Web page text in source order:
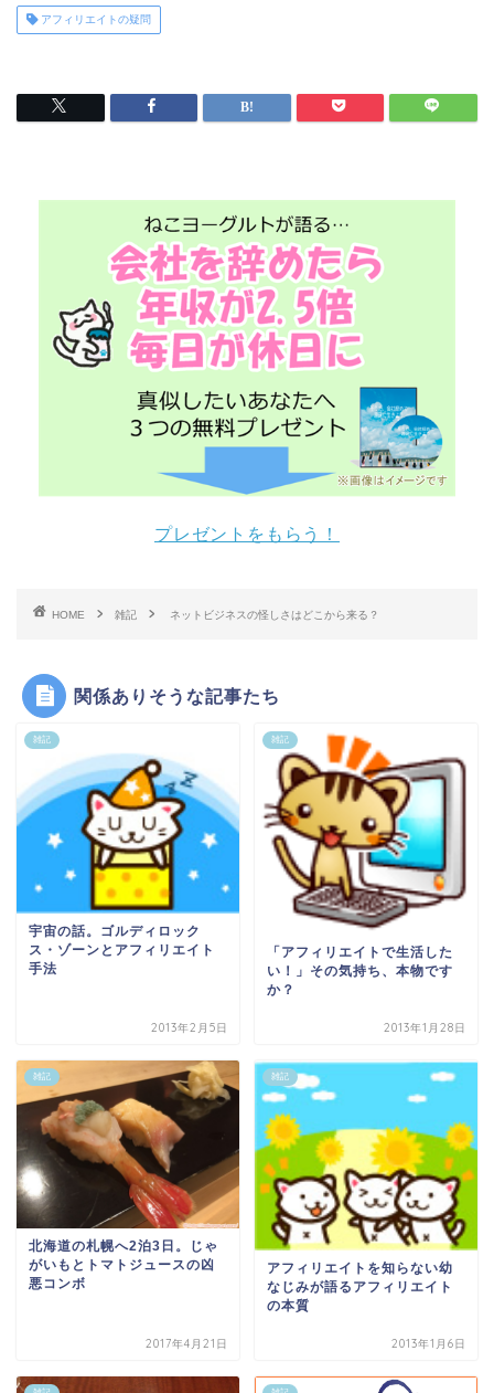
アフィリエイトの疑問
プレゼントをもらう！
HOME 雑記 ネットビジネスの怪しさはどこから来る？
関係ありそうな記事たち
雑記
宇宙の話。ゴルディロック
ス・ゾーンとアフィリエイト
手法
2013年2月5日
雑記
「アフィリエイトで生活した
い！」その気持ち、本物です
か？
2013年1月28日
雑記
北海道の札幌へ2泊3日。じゃ
がいもとトマトジュースの凶
悪コンボ
2017年4月21日
雑記
アフィリエイトを知らない幼
なじみが語るアフィリエイト
の本質
2013年1月6日